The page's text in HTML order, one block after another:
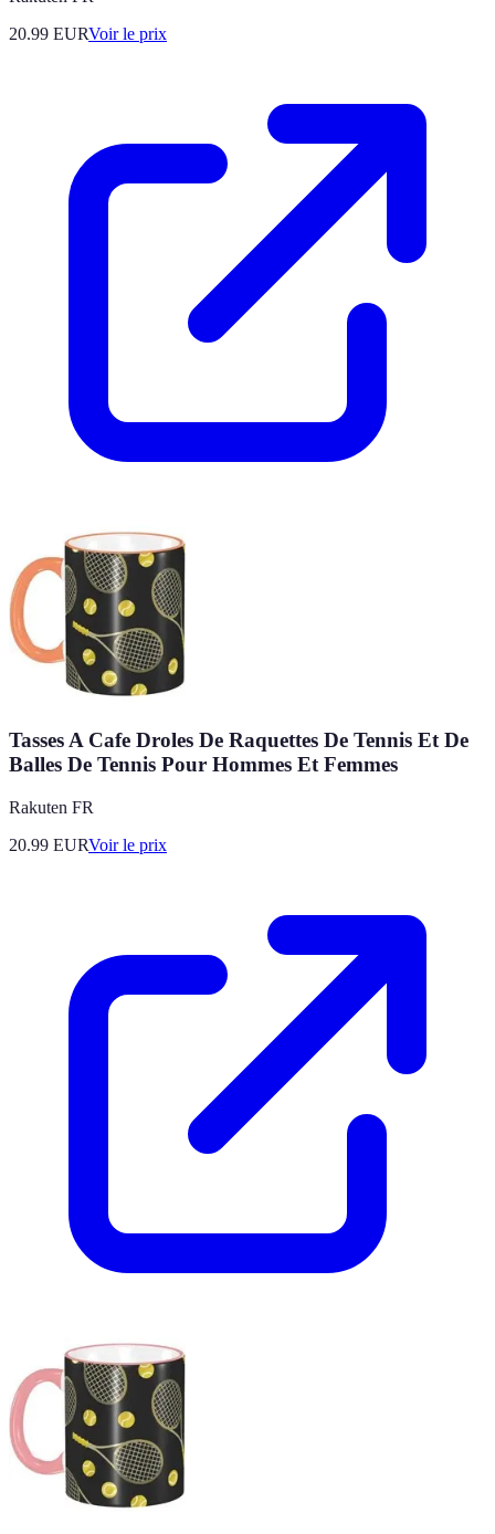
20.99 EURVoir le prix
Tasses A Cafe Droles De Raquettes De Tennis Et De
Balles De Tennis Pour Hommes Et Femmes
Rakuten FR
20.99 EURVoir le prix